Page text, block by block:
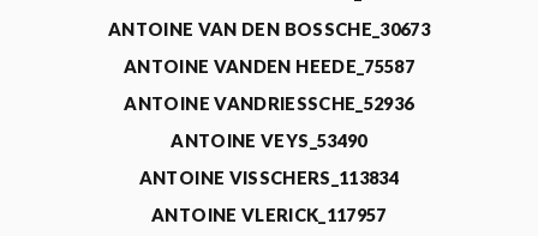
ANTOINE VAN DEN BOSSCHE_30673
ANTOINE VANDEN HEEDE_75587
ANTOINE VANDRIESSCHE_52936
ANTOINE VEYS_53490
ANTOINE VISSCHERS_113834
ANTOINE VLERICK_117957